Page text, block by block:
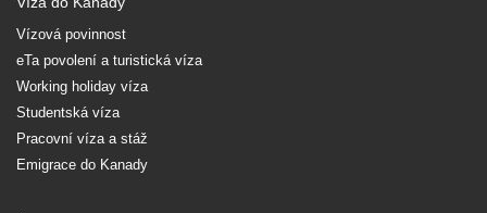
Vízová povinnost
eTa povolení a turistická víza
Working holiday víza
Studentská víza
Pracovní víza a stáž
Emigrace do Kanady